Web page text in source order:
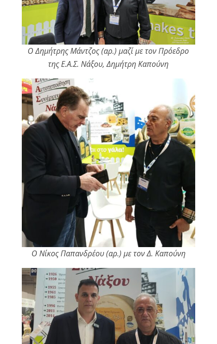
Ο Δημήτρης Μάντζος (αρ.) μαζί με τον Πρόεδρο
της Ε.Α.Σ. Νάξου, Δημήτρη Καπούνη
Ο Νίκος Παπανδρέου (αρ.) με τον Δ. Καπούνη